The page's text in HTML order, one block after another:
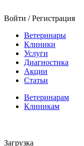
Войти / Регистрация
Ветеринары
Клиники
Услуги
Диагностика
Акции
Статьи
Ветеринарам
Клиникам
Загрузка